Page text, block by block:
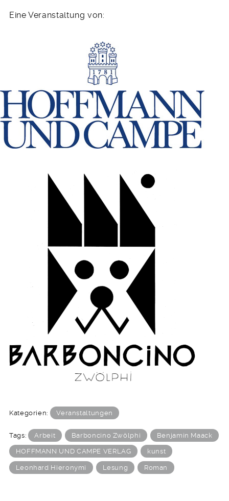
Eine Veranstaltung von:
Kategorien: Veranstaltungen
Tags: Arbeit Barboncino Zwölphi Benjamin Maack
HOFFMANN UND CAMPE VERLAG kunst
Leonhard Hieronymi Lesung Roman